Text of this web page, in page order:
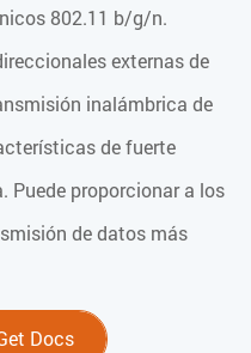
802.11 b/g/n.
externas de
inalámbrica de
de fuerte
Puede proporcionar a los
de datos más
Docs